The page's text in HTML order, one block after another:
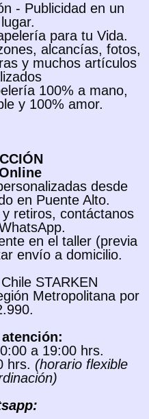
- Publicidad en un
para tu Vida.
alcancías, fotos,
y muchos artículos
100% a mano,
y 100% amor.
desde
en Puente Alto.
retiros, contáctanos
en el taller (previa
envío a domicilio.
STARKEN
Metropolitana por
a 19:00 hrs.
hrs. (horario flexible